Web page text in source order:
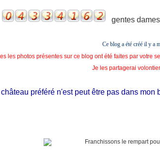
gentes
Ce blog a été créé il y a
les photos présentes sur ce blog ont été faites par votre
Je les partagerai
préféré n'est peut être pas dans mon